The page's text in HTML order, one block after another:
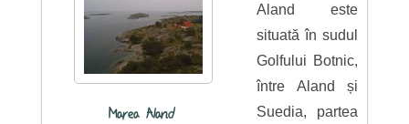
Marea Aland
Aland este
situată în sudul
Golfului Botnic,
între Aland și
Suedia, partea